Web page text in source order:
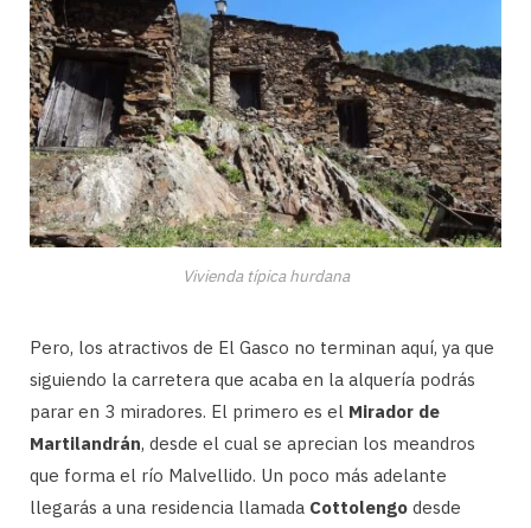
Vivienda típica hurdana
Pero, los atractivos de El Gasco no terminan aquí, ya que
siguiendo la carretera que acaba en la alquería podrás
parar en 3 miradores. El primero es el Mirador de
Martilandrán, desde el cual se aprecian los meandros
que forma el río Malvellido. Un poco más adelante
llegarás a una residencia llamada Cottolengo desde